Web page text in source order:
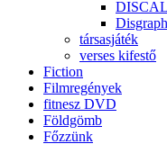
társasjáték
verses kifestő
Fiction
Filmregények
fitnesz DVD
Földgömb
Főzzünk